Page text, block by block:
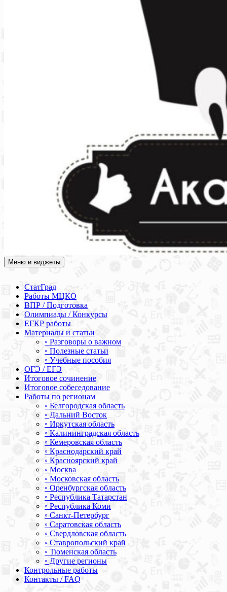
Академия СОВА
Подготовка к ЕГЭ, ОГЭ, ВПР, МЦКО, СтатГрад, КДР, ВОШ,
Меню и виджеты
СтатГрад
Работы МЦКО
ВПР / Подготовка
Олимпиады / Конкурсы
ЕГКР работы
Материалы и статьи
◦ Разговоры о важном
◦ Полезные статьи
◦ Учебные пособия
ОГЭ / ЕГЭ
Итоговое сочинение
Итоговое собеседование
Работы по регионам
◦ Белгородская область
◦ Дальний Восток
◦ Иркутская область
◦ Калининградская область
◦ Кемеровская область
◦ Краснодарский край
◦ Красноярский край
◦ Москва
◦ Московская область
◦ Оренбургская область
◦ Республика Татарстан
◦ Республика Коми
◦ Санкт-Петербург
◦ Саратовская область
◦ Свердловская область
◦ Ставропольский край
◦ Тюменская область
◦ Другие регионы
Контрольные работы
Контакты / FAQ